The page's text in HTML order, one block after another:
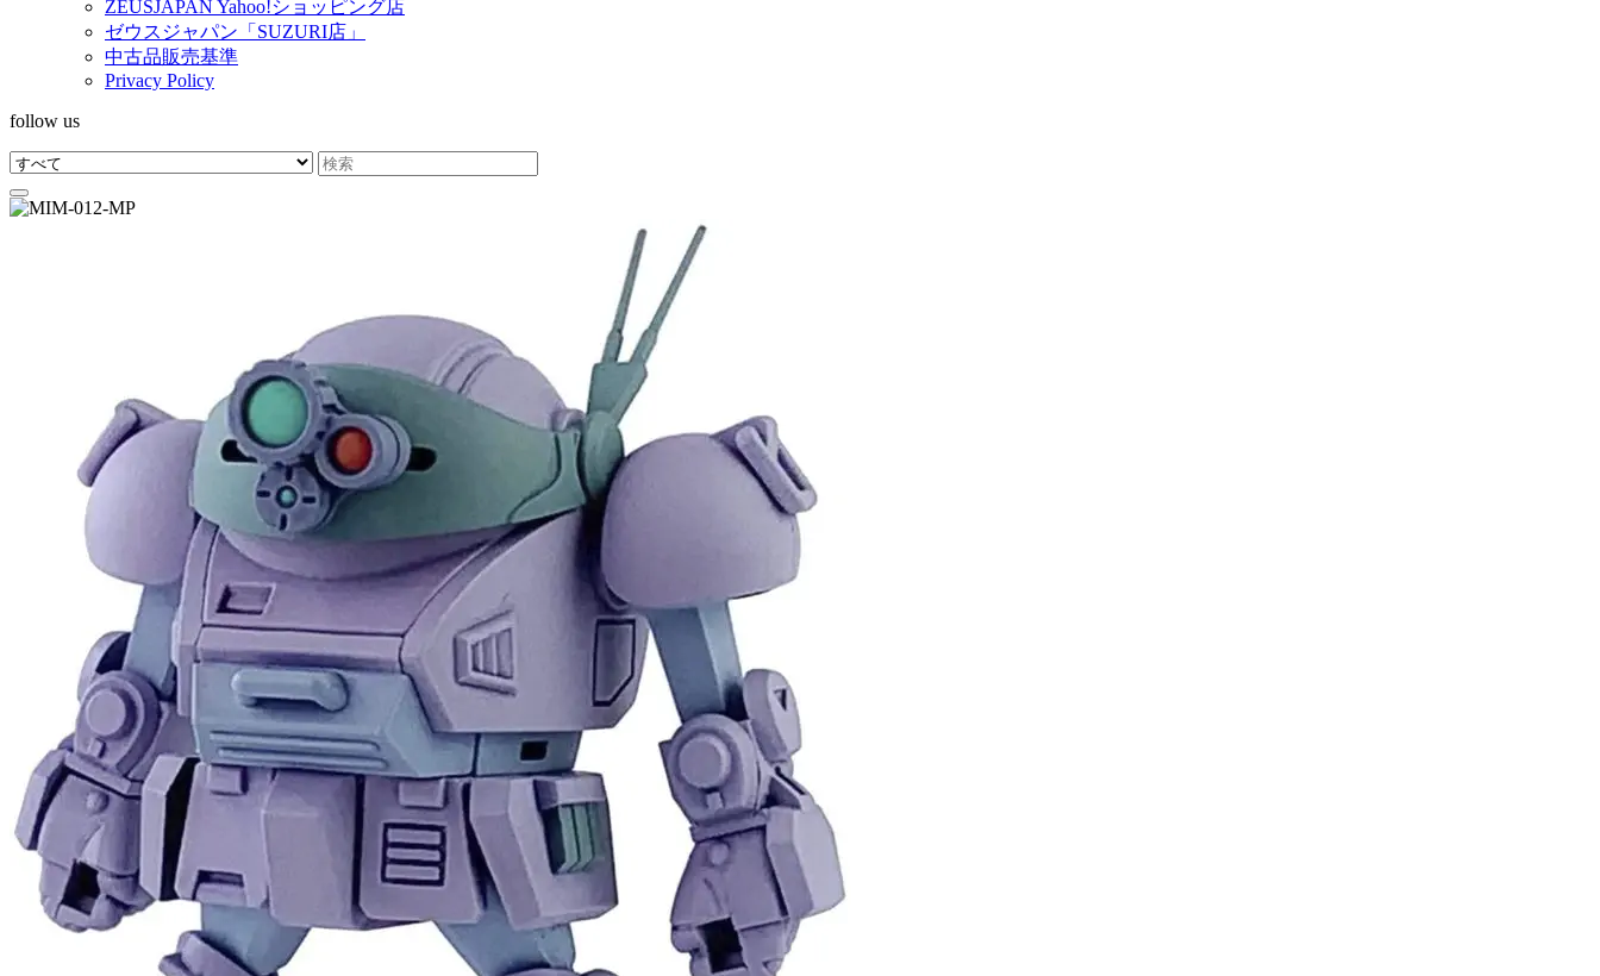
ZEUSJAPAN Yahoo!ショッピング店
ゼウスジャパン「SUZURI店」
中古品販売基準
Privacy Policy
follow us